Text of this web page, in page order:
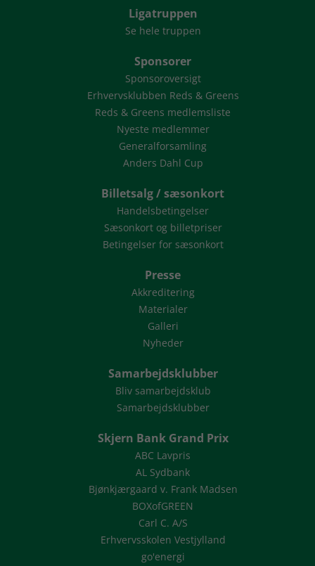
Ligatruppen
Se hele truppen
Sponsorer
Sponsoroversigt
Erhvervsklubben Reds & Greens
Reds & Greens medlemsliste
Nyeste medlemmer
Generalforsamling
Anders Dahl Cup
Billetsalg / sæsonkort
Handelsbetingelser
Sæsonkort og billetpriser
Betingelser for sæsonkort
Presse
Akkreditering
Materialer
Galleri
Nyheder
Samarbejdsklubber
Bliv samarbejdsklub
Samarbejdsklubber
Skjern Bank Grand Prix
ABC Lavpris
AL Sydbank
Bjønkjærgaard v. Frank Madsen
BOXofGREEN
Carl C. A/S
Erhvervsskolen Vestjylland
go'energi